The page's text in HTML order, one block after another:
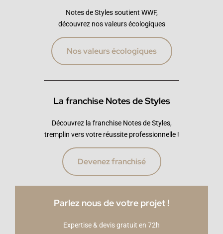
Notes de Styles soutient WWF,
découvrez nos valeurs écologiques
Nos valeurs écologiques
La franchise Notes de Styles
Découvrez la franchise Notes de Styles,
tremplin vers votre réussite professionnelle !
Devenez franchisé
Parlez nous de votre projet !
Expertise & devis gratuit en 72h